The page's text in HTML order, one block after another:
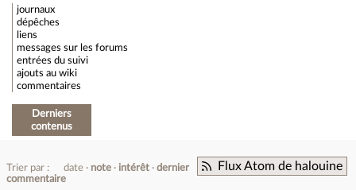
journaux
dépêches
liens
messages sur les forums
entrées du suivi
ajouts au wiki
commentaires
Derniers
contenus
Flux Atom de halouine
Trier par : date note intérêt
dernier
commentaire